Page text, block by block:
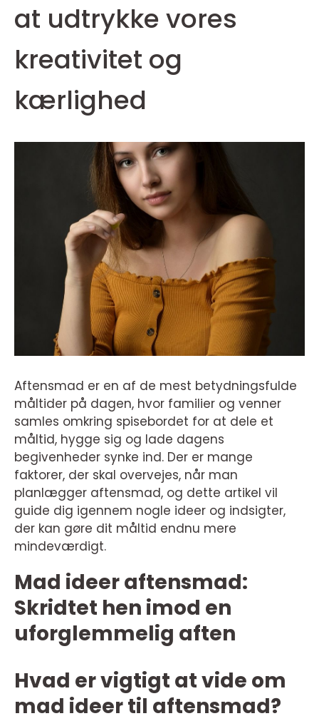
at udtrykke vores
kreativitet og
kærlighed
Aftensmad er en af de mest betydningsfulde
måltider på dagen, hvor familier og venner
samles omkring spisebordet for at dele et
måltid, hygge sig og lade dagens
begivenheder synke ind. Der er mange
faktorer, der skal overvejes, når man
planlægger aftensmad, og dette artikel vil
guide dig igennem nogle ideer og indsigter,
der kan gøre dit måltid endnu mere
mindeværdigt.
Mad ideer aftensmad:
Skridtet hen imod en
uforglemmelig aften
Hvad er vigtigt at vide om
mad ideer til aftensmad?